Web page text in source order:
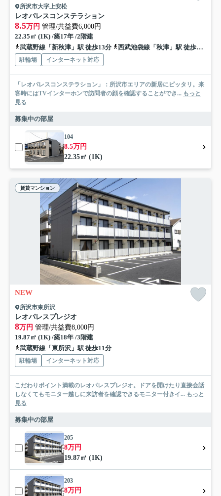
所沢市大字上安松
レオパレスコンステラション
8.5万円 管理/共益費6,000円
22.35㎡ (1K) /築17年 /2階建
武蔵野線「新秋津」駅 徒歩13分
西武池袋線「秋津」駅 徒歩17分
駐輪場 インターネット対応
「レオパレスコンステラション」：所沢市エリアの新居にピッタリ。来
客時にはTVインターホンで訪問者の顔を確認することができ... もっと
見る
募集中の部屋
104
8.5万円
22.35㎡ (1K)
賃貸マンション
NEW
所沢市東所沢
レオパレスプレジオ
8万円 管理/共益費8,000円
19.87㎡ (1K) /築18年 /3階建
武蔵野線「東所沢」駅 徒歩11分
駐輪場 インターネット対応
こだわりポイント満載のレオパレスプレジオ。ドアを開けたり直接会話
しなくてもモニター越しに来訪者を確認できるモニター付きイ... もっと
見る
募集中の部屋
205
8万円
19.87㎡ (1K)
203
8万円